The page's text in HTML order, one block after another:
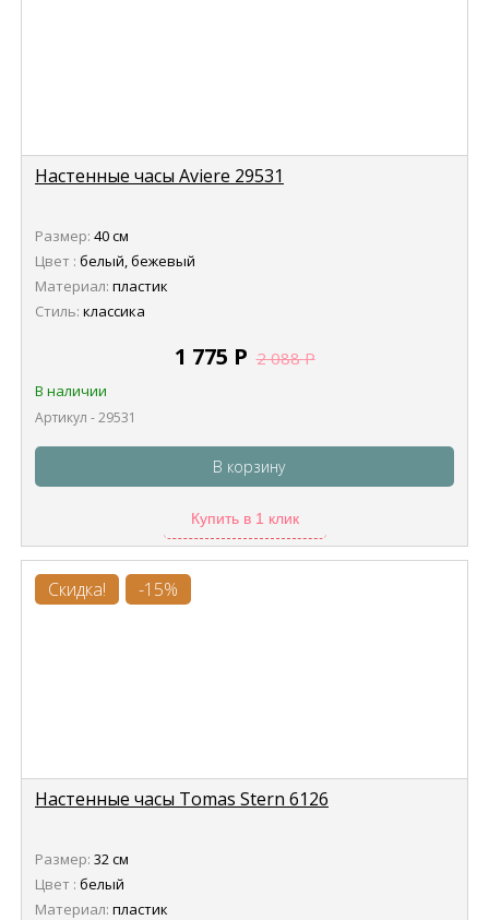
Настенные часы Aviere 29531
Размер: 40 см
Цвет : белый, бежевый
Материал: пластик
Стиль: классика
1 775 Р 2 088Р
В наличии
Артикул - 29531
В корзину
Купить в 1 клик
Скидка! -15%
Настенные часы Tomas Stern 6126
Размер: 32 см
Цвет : белый
Материал: пластик